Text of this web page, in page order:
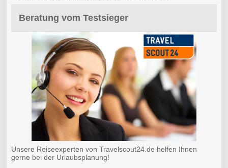
Beratung vom Testsieger
Unsere Reiseexperten von Travelscout24.de helfen Ihnen
gerne bei der Urlaubsplanung!